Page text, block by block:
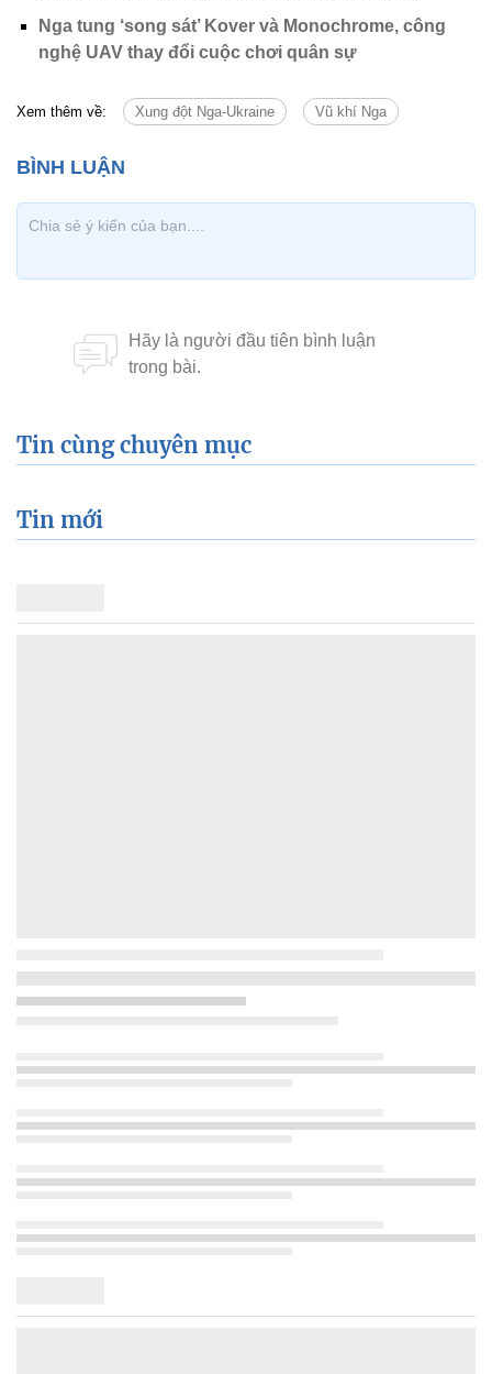
Nga tung ‘song sát’ Kover và Monochrome, công
nghệ UAV thay đổi cuộc chơi quân sự
Xem thêm về: Xung đột Nga-Ukraine Vũ khí Nga
Tin cùng chuyên mục
Tin mới